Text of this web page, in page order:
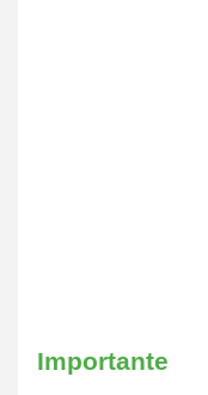
Importante